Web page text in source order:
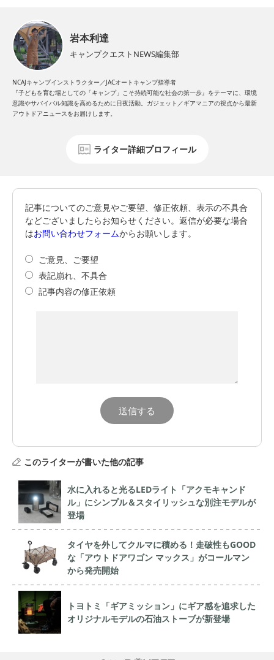
岩本利達
キャンプクエストNEWS編集部
NCAJキャンプインストラクター／JACオートキャンプ指導者
『子どもを育む場としての「キャンプ」こそ持続可能な社会の第一歩』をテーマに、環境
意識やサバイバル知識を高めるために日夜活動。ガジェット／ギアマニアの視点から最新
アウトドアニュースをお届けします。
ライター詳細プロフィール
記事についてのご意見やご要望、修正依頼、表示の不具合
などございましたらお知らせください。返信が必要な場合
はお問い合わせフォームからお願いします。
ご意見、ご要望
表記崩れ、不具合
記事内容の修正依頼
このライターが書いた他の記事
水に入れると光るLEDライト「アクモキャンド
ル」にシンプル＆スタイリッシュな別注モデルが
登場
タイヤを外してクルマに積める！走破性もGOOD
な「アウトドアワゴン マックス」がコールマン
から発売開始
トヨトミ「ギアミッション」にギア感を追求した
オリジナルモデルの石油ストーブが新登場